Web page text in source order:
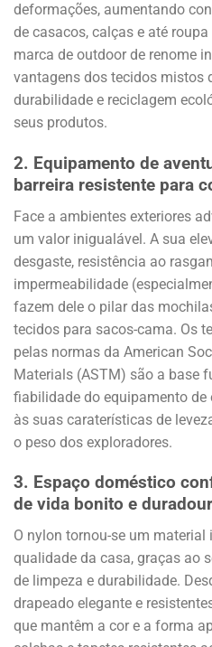
deformações, aumentando
de casacos, calças e até
marca de outdoor de renome
vantagens dos tecidos mistos
durabilidade e reciclagem
seus produtos.
2. Equipamento de
barreira resistente para
Face a ambientes exteriores
um valor inigualável. A sua
desgaste, resistência ao
impermeabilidade
fazem dele o pilar das
tecidos para sacos-cama. Os
pelas normas da American
Materials (ASTM) são a base
fiabilidade do equipamento de
às suas caraterísticas de
o peso dos exploradores.
3. Espaço doméstico
de vida bonito e
O nylon tornou-se um
qualidade da casa, graças ao
de limpeza e durabilidade.
drapeado elegante e
que mantêm a cor e a forma